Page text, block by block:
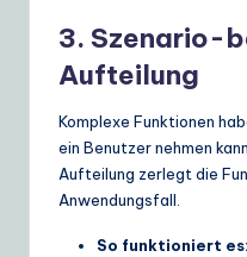
3. Szenario-
Aufteilung
Komplexe Funktionen
ein Benutzer nehmen
Aufteilung zerlegt die
Anwendungsfall.
So funktioniert es: